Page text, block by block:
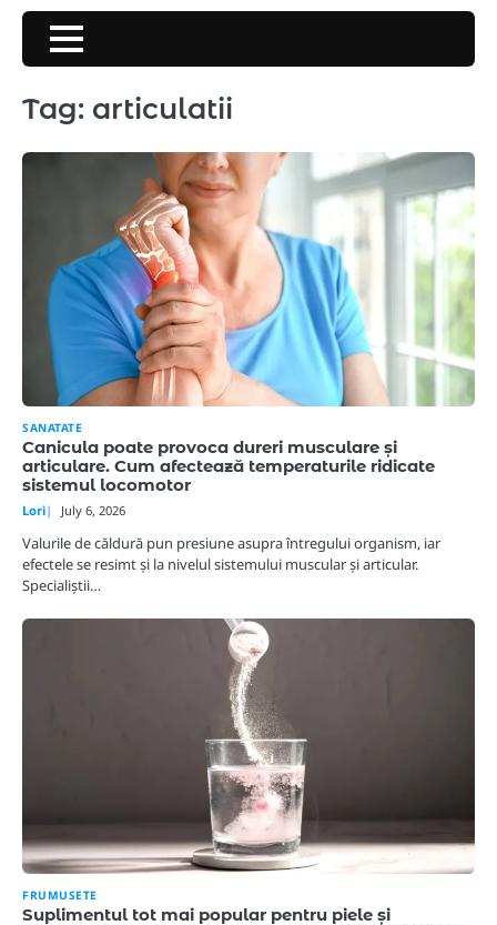
Skip
content
Tag: articulatii
SANATATE
Canicula poate provoca dureri musculare și
articulare. Cum afectează temperaturile ridicate
sistemul locomotor
Lori July 6, 2026
Valurile de căldură pun presiune asupra întregului organism, iar
efectele se resimt și la nivelul sistemului muscular și articular.
Specialiștii…
FRUMUSETE
Suplimentul tot mai popular pentru piele și